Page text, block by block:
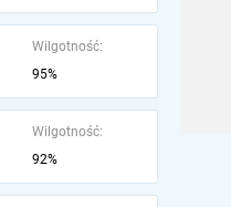
Wilgotność:
95%
Wilgotność:
92%